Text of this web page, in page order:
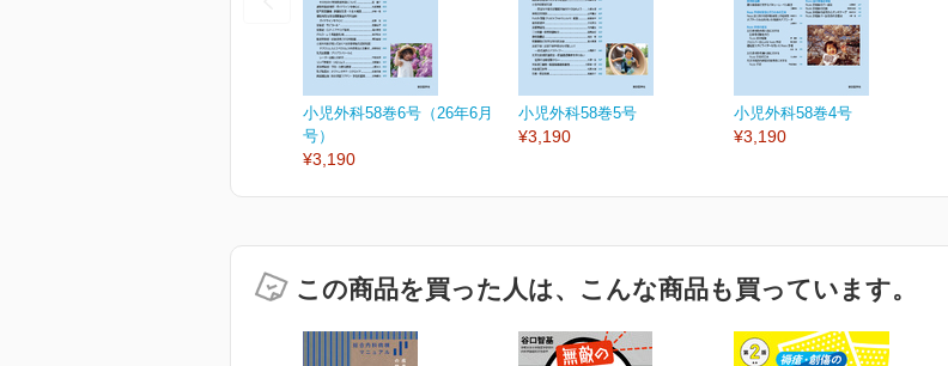
小児外科58巻6号（26年6月
号）
¥3,190
小児外科58巻5号
¥3,190
小児外科58巻4号
¥3,190
この商品を買った人は、こんな商品も買っています。